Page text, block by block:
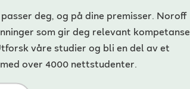
deg, og på dine premisser. Noroff
som gir deg relevant kompetanse
våre studier og bli en del av et
over 4000 nettstudenter.